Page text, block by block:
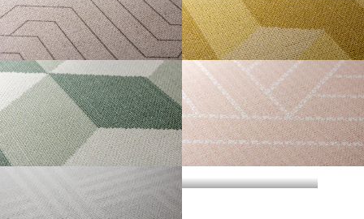
・サイズ
950mm×47m（有効巾900mm・m切売り）
・不燃認定番号
NM-5450
・準不燃認定番号
MFN-3734
| リピートレス商品について |
横のリピートサイズがW900mm以上の商品はリピートレスタイプです。
リピートレスタイプの商品をご注文の際は、必ずRepeat Imageをご確認いた
だき、番号をご指定ください。
リピートレスタイプのご注文数量は、本売り(W900mmxH2700mm/本)となり
高温、多濯、水漏れの環墳や屋外での使用はお避けください。天井や間接照
明付近など、下地の段差が目立つ場所にご使用になる場合は、ご注意下さ
い。
| 3.柄合わせの必要な商品について |
柄合わせを必要とする商品は、要尺が無地系の商品よりも多くなりますので
ご注意ください。施工の際は見本帳の「リピート」表示を参考に柄合わせし
てください。
防
火
性
能
施
工
方
直
張
り
不燃材料※① 不燃
不燃石膏ボード※② 不燃
準不燃材料※③ 準不燃
金属板※④ -
施
工
方
り
不燃材料※① -
不燃石膏ボード※②
準不燃材料※③
SPINNER TRIANGLE BLOCK